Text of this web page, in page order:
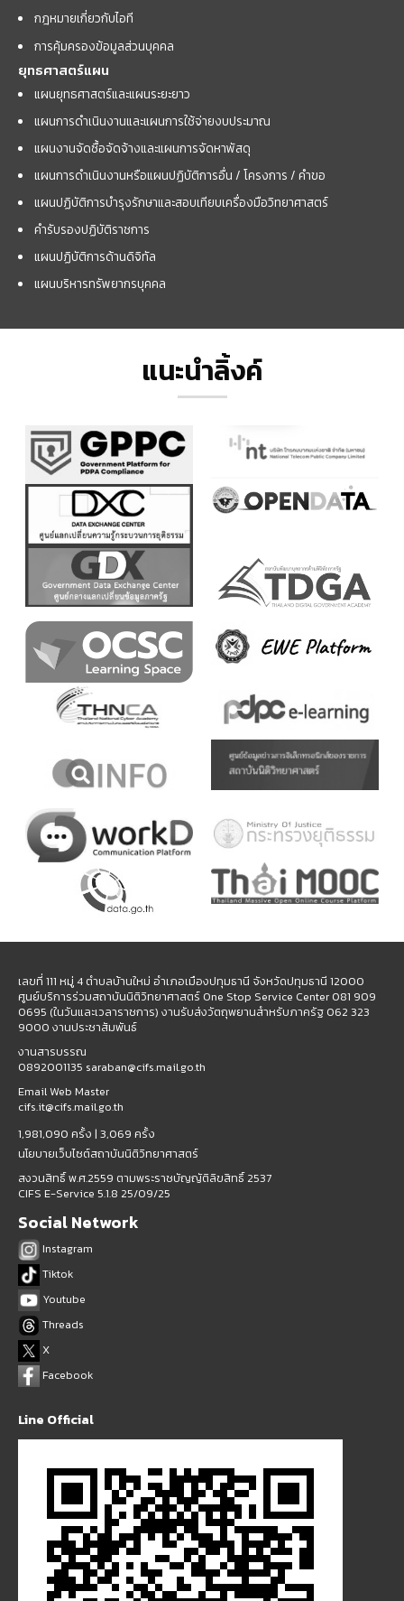
กฎหมายเกี่ยวกับไอที
การคุ้มครองข้อมูลส่วนบุคคล
ยุทธศาสตร์แผน
แผนยุทธศาสตร์และแผนระยะยาว
แผนการดำเนินงานและแผนการใช้จ่ายงบประมาณ
แผนงานจัดซื้อจัดจ้างและแผนการจัดหาพัสดุ
แผนการดำเนินงานหรือแผนปฏิบัติการอื่น / โครงการ / คำขอ
แผนปฏิบัติการบำรุงรักษาและสอบเทียบเครื่องมือวิทยาศาสตร์
คำรับรองปฏิบัติราชการ
แผนปฏิบัติการด้านดิจิทัล
แผนบริหารทรัพยากรบุคคล
แนะนำลิ้งค์
เลขที่ 111 หมู่ 4 ตำบลบ้านใหม่ อำเภอเมืองปทุมธานี จังหวัดปทุมธานี 12000
ศูนย์บริการร่วมสถาบันนิติวิทยาศาสตร์ One Stop Service Center 081 909
0695 (ในวันและเวลาราชการ) งานรับส่งวัตถุพยานสำหรับภาครัฐ 062 323
9000 งานประชาสัมพันธ์
งานสารบรรณ
0892001135 saraban@cifs.mail.go.th
Email Web Master
cifs.it@cifs.mail.go.th
1,981,090 ครั้ง | 3,069 ครั้ง
นโยบายเว็บไซต์สถาบันนิติวิทยาศาสตร์
สงวนสิทธิ์ พ.ศ.2559 ตามพระราชบัญญัติลิขสิทธิ์ 2537
CIFS E-Service 5.1.8 25/09/25
Social Network
Instagram
Tiktok
Youtube
Threads
X
Facebook
Line Official